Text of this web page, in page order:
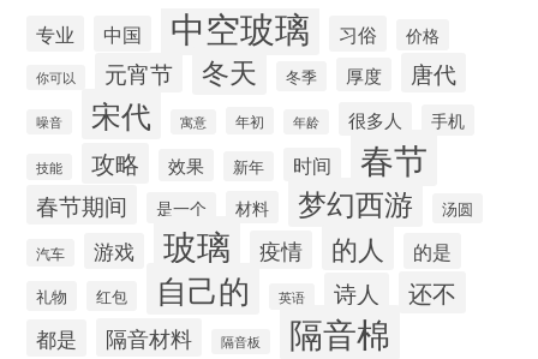
专业 中国 中空玻璃 习俗 价格
你可以 元宵节 冬天 冬季 厚度 唐代
噪音 宋代 寓意 年初 年龄 很多人 手机
技能 攻略 效果 新年 时间 春节
春节期间 是一个 材料 梦幻西游 汤圆
汽车 游戏 玻璃 疫情 的人 的是
礼物 红包 自己的 英语 诗人 还不
都是 隔音材料 隔音板 隔音棉